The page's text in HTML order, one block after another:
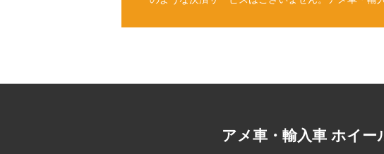
アメ車・輸入車 ホイー